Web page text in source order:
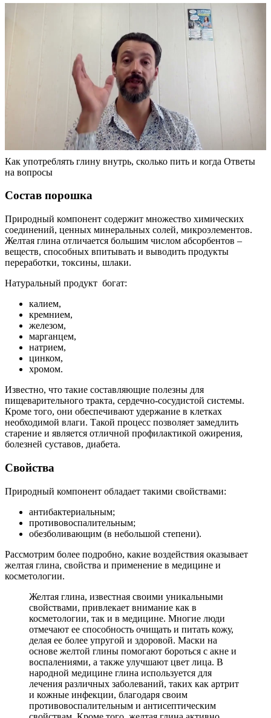
Как употреблять глину внутрь, сколько пить и когда Ответы
на вопросы
Состав порошка
Природный компонент содержит множество химических
соединений, ценных минеральных солей, микроэлементов.
Желтая глина отличается большим числом абсорбентов –
веществ, способных впитывать и выводить продукты
переработки, токсины, шлаки.
Натуральный продукт богат:
калием,
кремнием,
железом,
марганцем,
натрием,
цинком,
хромом.
Известно, что такие составляющие полезны для
пищеварительного тракта, сердечно-сосудистой системы.
Кроме того, они обеспечивают удержание в клетках
необходимой влаги. Такой процесс позволяет замедлить
старение и является отличной профилактикой ожирения,
болезней суставов, диабета.
Cвойства
Природный компонент обладает такими свойствами:
антибактериальным;
противовоспалительным;
обезболивающим (в небольшой степени).
Рассмотрим более подробно, какие воздействия оказывает
желтая глина, свойства и применение в медицине и
косметологии.
Желтая глина, известная своими уникальными
свойствами, привлекает внимание как в
косметологии, так и в медицине. Многие люди
отмечают ее способность очищать и питать кожу,
делая ее более упругой и здоровой. Маски на
основе желтой глины помогают бороться с акне и
воспалениями, а также улучшают цвет лица. В
народной медицине глина используется для
лечения различных заболеваний, таких как артрит
и кожные инфекции, благодаря своим
противовоспалительным и антисептическим